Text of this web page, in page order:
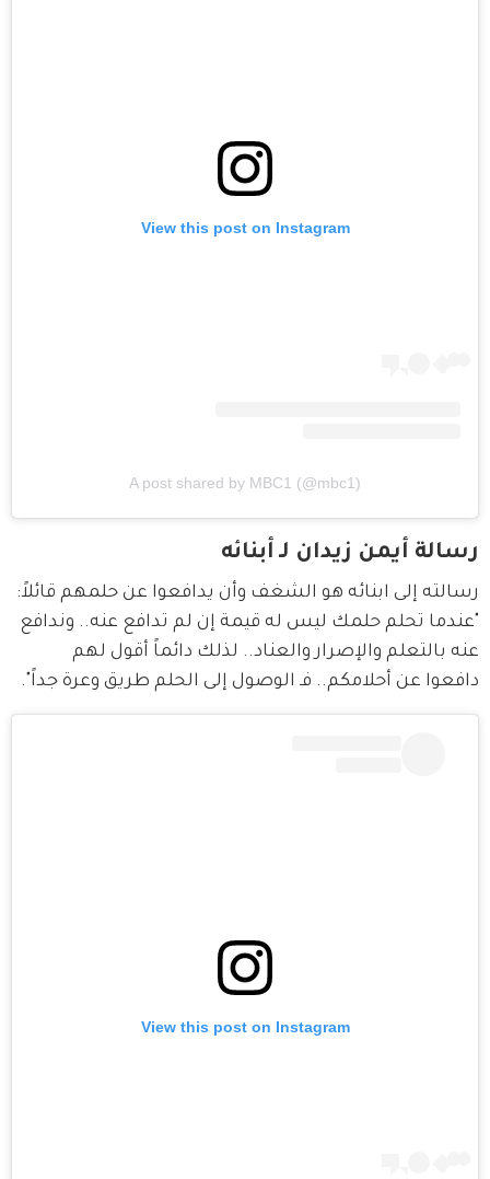
View this post on Instagram
A post shared by MBC1 (@mbc1)
رسالة أيمن زيدان لـ أبنائه
رسالته إلى ابنائه هو الشغف وأن يدافعوا عن حلمهم قائلاً:
"عندما تحلم حلمك ليس له قيمة إن لم تدافع عنه.. وندافع
عنه بالتعلم والإصرار والعناد.. لذلك دائماً أقول لهم
دافعوا عن أحلامكم.. فـ الوصول إلى الحلم طريق وعرة جداً".
View this post on Instagram